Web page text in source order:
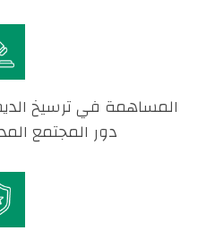
المساهمة في ترسيخ
دور المجتمع